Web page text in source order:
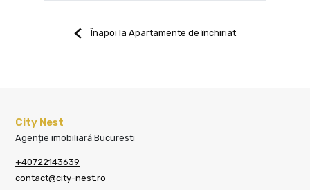
Înapoi la Apartamente de închiriat
City Nest
Agenție imobiliară Bucuresti
+40722143639
contact@city-nest.ro